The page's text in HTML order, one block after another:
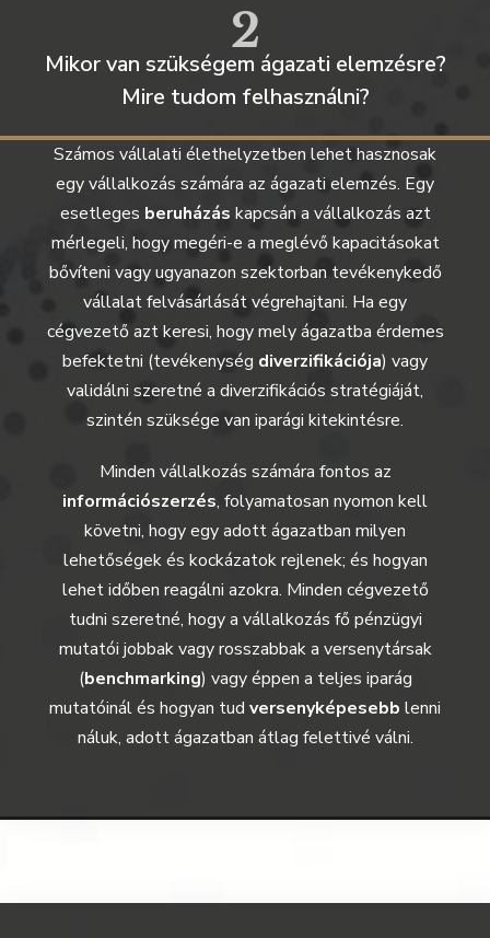
2
Mikor van szükségem ágazati elemzésre?
Mire tudom felhasználni?
Számos vállalati élethelyzetben lehet hasznosak
egy vállalkozás számára az ágazati elemzés. Egy
esetleges beruházás kapcsán a vállalkozás azt
mérlegeli, hogy megéri-e a meglévő kapacitásokat
bővíteni vagy ugyanazon szektorban tevékenykedő
vállalat felvásárlását végrehajtani. Ha egy
cégvezető azt keresi, hogy mely ágazatba érdemes
befektetni (tevékenység diverzifikációja) vagy
validálni szeretné a diverzifikációs stratégiáját,
szintén szüksége van iparági kitekintésre.
Minden vállalkozás számára fontos az
információszerzés, folyamatosan nyomon kell
követni, hogy egy adott ágazatban milyen
lehetőségek és kockázatok rejlenek; és hogyan
lehet időben reagálni azokra. Minden cégvezető
tudni szeretné, hogy a vállalkozás fő pénzügyi
mutatói jobbak vagy rosszabbak a versenytársak
(benchmarking) vagy éppen a teljes iparág
mutatóinál és hogyan tud versenyképesebb lenni
náluk, adott ágazatban átlag felettivé válni.